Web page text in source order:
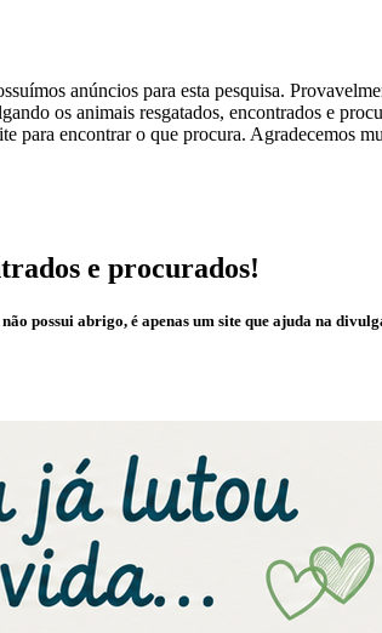
anúncios para esta pesquisa.
os animais resgatados, encontrados e
para encontrar o que procura. Agradecemos
e procurados!
possui abrigo, é apenas um site que ajuda na